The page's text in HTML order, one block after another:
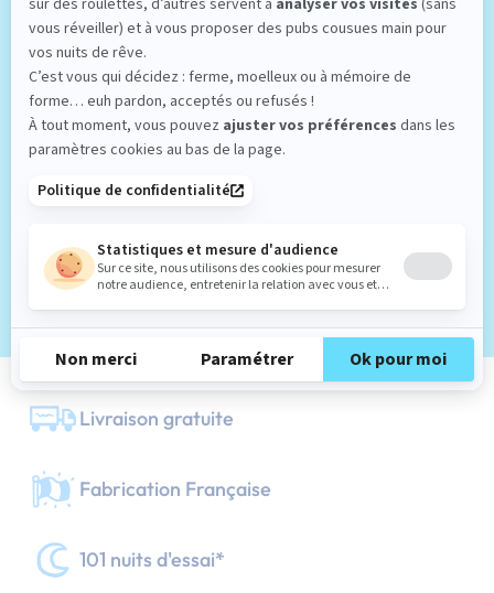
Vous êtes à la recherche d'une touche originale pour
rehausser l'ambiance de votre chambre à coucher ? Un
sommier bleuest une option aussi élégante
qu'innovante.
POURQUOI CHOISIR UN SOMMIER
BLEU ?
esthétique ; c'est une démarche réfléchie vers le bien-
être. En effet, la couleur bleue est un
symbole de
réduit le stress, créant une atmosphère propice au
couleur dans votre chambre, vous vous assurez non
qui encourage la sérénité
En savoir plus
Livraison gratuite
Fabrication Française
101 nuits d'essai*